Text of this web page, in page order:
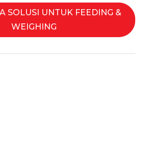
SOLUSI UNTUK FEEDING &
WEIGHING